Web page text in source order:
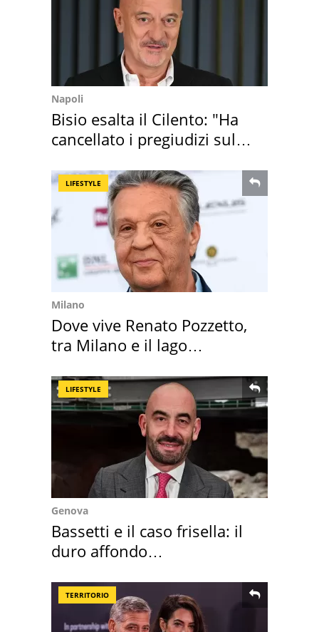
Napoli
Bisio esalta il Cilento: "Ha
cancellato i pregiudizi sul
LIFESTYLE
Milano
Dove vive Renato Pozzetto,
tra Milano e il lago
LIFESTYLE
Genova
Bassetti e il caso frisella: il
duro affondo
TERRITORIO